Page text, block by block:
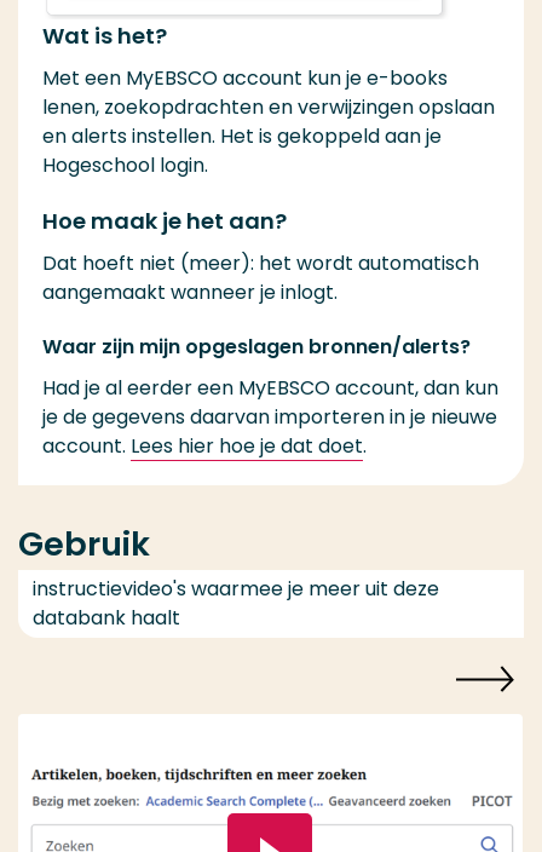
Wat is het?
Met een MyEBSCO account kun je e-books
lenen, zoekopdrachten en verwijzingen opslaan
en alerts instellen. Het is gekoppeld aan je
Hogeschool login.
Hoe maak je het aan?
Dat hoeft niet (meer): het wordt automatisch
aangemaakt wanneer je inlogt.
Waar zijn mijn opgeslagen bronnen/alerts?
Had je al eerder een MyEBSCO account, dan kun
je de gegevens daarvan importeren in je nieuwe
account. Lees hier hoe je dat doet.
Gebruik
instructievideo's waarmee je meer uit deze
databank haalt